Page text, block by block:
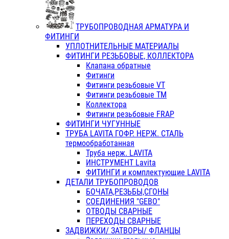
ТРУБОПРОВОДНАЯ АРМАТУРА И
ФИТИНГИ
УПЛОТНИТЕЛЬНЫЕ МАТЕРИАЛЫ
ФИТИНГИ РЕЗЬБОВЫЕ, КОЛЛЕКТОРА
Клапана обратные
Фитинги
Фитинги резьбовые VT
Фитинги резьбовые ТМ
Коллектора
Фитинги резьбовые FRAP
ФИТИНГИ ЧУГУННЫЕ
ТРУБА LAVITA ГОФР. НЕРЖ. СТАЛЬ
термообработанная
Труба нерж. LAVITA
ИНСТРУМЕНТ Lavita
ФИТИНГИ и комплектующие LAVITA
ДЕТАЛИ ТРУБОПРОВОДОВ
БОЧАТА,РЕЗЬБЫ,СГОНЫ
СОЕДИНЕНИЯ "GEBO"
ОТВОДЫ СВАРНЫЕ
ПЕРЕХОДЫ СВАРНЫЕ
ЗАДВИЖКИ/ ЗАТВОРЫ/ ФЛАНЦЫ